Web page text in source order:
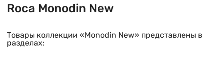
Roca Monodin New
Товары коллекции «Monodin New» представлены в
разделах: